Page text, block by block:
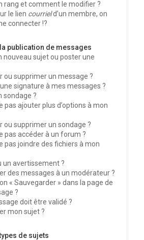
rang et comment le modifier ?
le lien courrield’un membre, on
connecter !?
publication de messages
nouveau sujet ou poster une
ou supprimer un message ?
signature à mes messages ?
sondage ?
pas ajouter plus d’options à mon
supprimer un sondage ?
pas accéder à un forum ?
pas joindre des fichiers à mon
un avertissement ?
des messages à un modérateur ?
« Sauvegarder » dans la page de
?
doit être validé ?
mon sujet ?
de sujets